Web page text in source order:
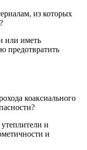
из которых
или иметь
предотвратить
коаксиального
и
и